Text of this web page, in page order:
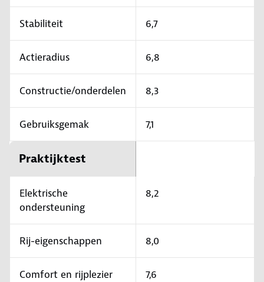
Stabiliteit 6,7
Actieradius 6,8
Constructie/onderdelen 8,3
Gebruiksgemak 7,1
Praktijktest
Elektrische
ondersteuning
8,2
Rij-eigenschappen 8,0
Comfort en rijplezier 7,6